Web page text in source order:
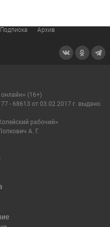
Подписка
Архив
(16+)
- 68613 от 03.02.2017 г. выдано
рабочий»
А. Г.